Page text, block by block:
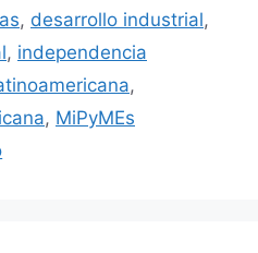
, desarrollo industrial,
, independencia
,
, MiPyMEs